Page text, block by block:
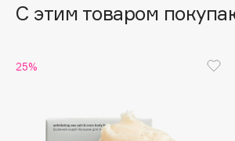
Beautyblades
НОВИНКА
Bioderma
С этим товаром
25%